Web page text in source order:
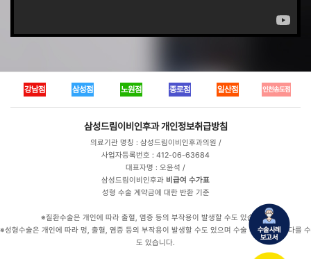
강남점 삼성점 노원점 종로점 일산점 인천송도점
삼성드림이비인후과 개인정보취급방침
의료기관 명칭 : 삼성드림이비인후과의원 /
사업자등록번호 : 412-06-63684
대표자명 : 오윤석 /
삼성드림이비인후과 비급여 수가표
성형 수술 계약금에 대한 반환 기준
※질환수술은 개인에 따라 출혈, 염증 등의 부작용이 발생할 수도 있습니다.
※성형수술은 개인에 따라 멍, 출혈, 염증 등의 부작용이 발생할 수도 있으며 수술 후 만족도는 다를 수
도 있습니다.